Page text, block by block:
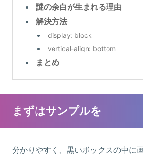
謎の余白が生まれる理由
解決方法
display: block
vertical-align: bottom
まとめ
まずはサンプルを
分かりやすく、黒いボックスの中に